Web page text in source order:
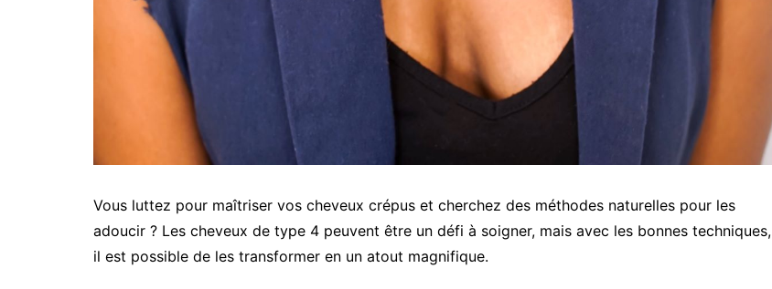
Vous luttez pour maîtriser vos cheveux crépus et cherchez des méthodes naturelles pour les
adoucir ? Les cheveux de type 4 peuvent être un défi à soigner, mais avec les bonnes techniques,
il est possible de les transformer en un atout magnifique.